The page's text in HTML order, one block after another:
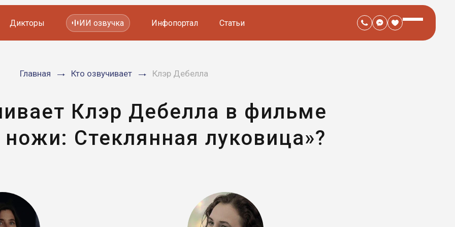
Мультфильмов
Дикторы ИИ озвучка Инфопортал Статьи
Главная Кто озвучивает Клэр Дебелла
Клэр Дебелла в фильме
ножи: Стеклянная луковица»?